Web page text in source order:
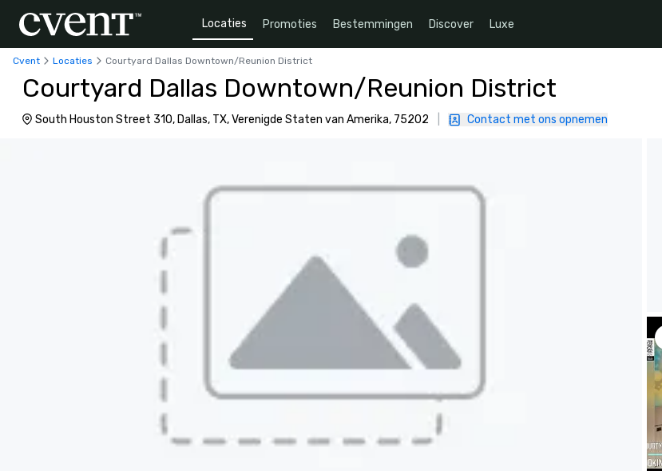
Locaties Promoties Bestemmingen Discover Luxe
Cvent Locaties Courtyard Dallas Downtown/Reunion District
Courtyard Dallas Downtown/Reunion District
South Houston Street 310, Dallas, TX, Verenigde Staten van Amerika, 75202 Contact met ons opnemen